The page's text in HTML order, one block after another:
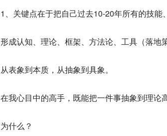
1、关键点在于把自己过去10-20年所有的技能
形成认知、理论、框架、方法论、工具（落地
从表象到本质，从抽象到具象。
在我心目中的高手，既能把一件事抽象到理论
为什么？